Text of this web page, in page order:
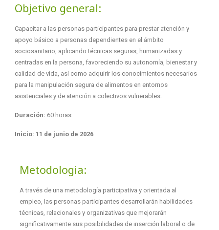
Objetivo general:
Capacitar a las personas participantes para prestar atención y
apoyo básico a personas dependientes en el ámbito
sociosanitario, aplicando técnicas seguras, humanizadas y
centradas en la persona, favoreciendo su autonomía, bienestar y
calidad de vida, así como adquirir los conocimientos necesarios
para la manipulación segura de alimentos en entornos
asistenciales y de atención a colectivos vulnerables.
Duración: 60 horas
Inicio: 11 de junio de 2026
Metodologia:
A través de una metodología participativa y orientada al
empleo, las personas participantes desarrollarán habilidades
técnicas, relacionales y organizativas que mejorarán
significativamente sus posibilidades de inserción laboral o de